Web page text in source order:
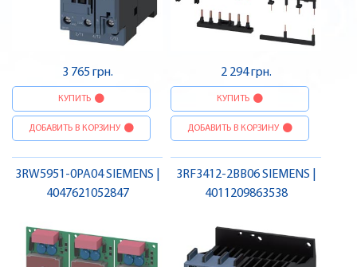
3 765 грн.
КУПИТЬ
ДОБАВИТЬ В КОРЗИНУ
2 294 грн.
КУПИТЬ
ДОБАВИТЬ В КОРЗИНУ
3RW5951-0PA04 SIEMENS |
4047621052847
3RF3412-2BB06 SIEMENS |
4011209863538